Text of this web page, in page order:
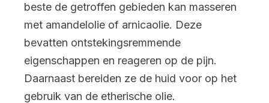
beste de getroffen gebieden kan masseren
met amandelolie of arnicaolie. Deze
bevatten ontstekingsremmende
eigenschappen en reageren op de pijn.
Daarnaast bereiden ze de huid voor op het
gebruik van de etherische olie.